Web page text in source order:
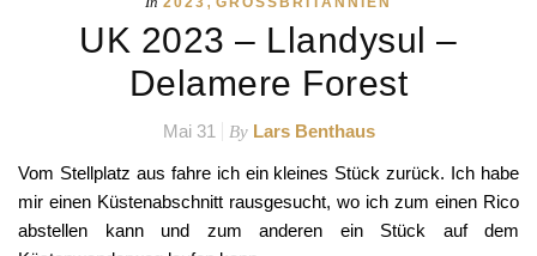
UK 2023 – Llandysul –
Delamere Forest
Mai 31 By Lars Benthaus
Vom Stellplatz aus fahre ich ein kleines Stück zurück. Ich habe
mir einen Küstenabschnitt rausgesucht, wo ich zum einen Rico
abstellen kann und zum anderen ein Stück auf dem